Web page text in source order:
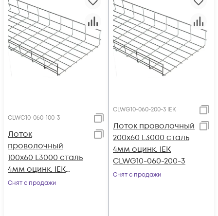
CLWG10-060-100-3
Лоток
проволочный
100х60 L3000 сталь
4мм оцинк. IEK
CLWG10-060-100-3
Снят с продажи
СLWG10-060-200-3 IEK
Лоток проволочный
200х60 L3000 сталь
4мм оцинк. IEK
CLWG10-060-200-3
Снят с продажи